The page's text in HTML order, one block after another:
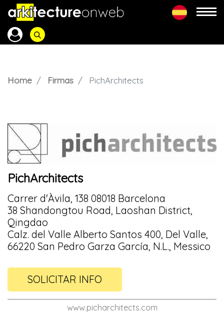
Home Firmas PichArchitects
PichArchitects
Carrer d'Àvila, 138 08018 Barcelona
38 Shandongtou Road, Laoshan District,
Qingdao
Calz. del Valle Alberto Santos 400, Del Valle,
66220 San Pedro Garza García, N.L., Messico
SOLICITAR INFO
www.picharchitects.com